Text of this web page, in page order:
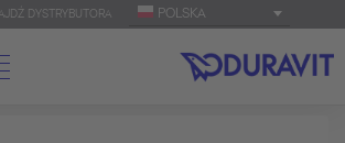
DYSTRYBUTORA POLSKA